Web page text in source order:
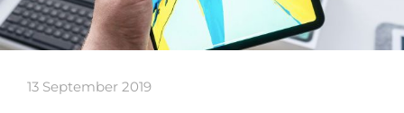
13 September 2019